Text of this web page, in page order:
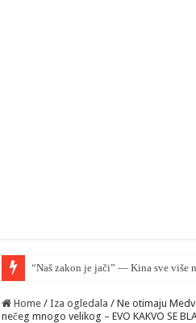
“Naš zakon je jači” — Kina sve više
Home / Iza ogledala / Ne otimaju
nečeg mnogo velikog – EVO KAKVO SE